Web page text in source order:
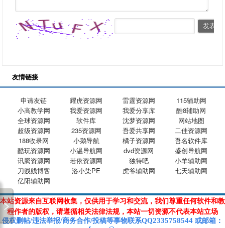
友情链接
申请友链 耀虎资源网 雷霆资源网
115辅助网
小高教学网
我爱资源网 我爱分享库
酷8辅助网
全球资源网
软件库 沈梦资源网
网站地图
超级资源网
235资源网 吾爱共享网
二佳资源网
188收录网
小鹅导航 橘子资源网
吾名软件库
酷玩资源网
小温导航网 dvd资源网
盛创导航网
讯腾资源网
若依资源网 独特吧
小羊辅助网
刀贱贱博客
洛小柒PE 虎爷辅助网
七天辅助网
亿阳辅助网
本站资源来自互联网收集，仅供用于学习和交流，我们尊重任何软件和教
程作者的版权，请遵循相关法律法规，本站一切资源不代表本站立场
侵权删帖/违法举报/商务合作/投稿等事物联系QQ2335758544 或邮箱 ：